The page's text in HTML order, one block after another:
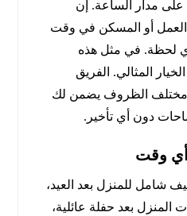
على مدار الساعة. إن
العمل أو المسكن في وقت
لحظة. في مثل هذه
المثالي. الفريق
مختلف الظروف يضمن لك
دون أي تأخير.
أي وقت
شامل للمنزل بعد العيد،
بعد حفلة عائلية،